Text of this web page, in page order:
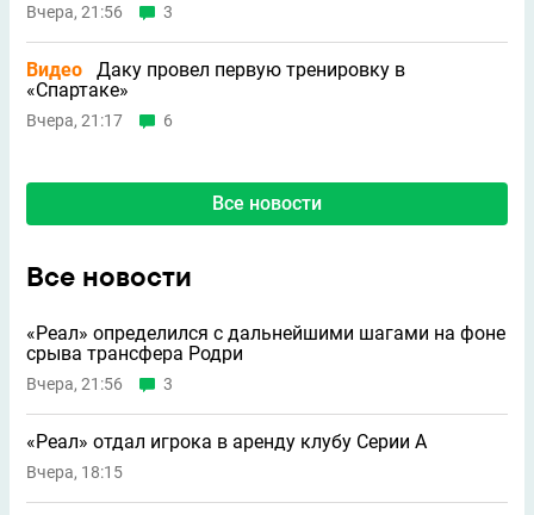
Вчера, 21:56 3
Видео
Даку провел первую тренировку в
«Спартаке»
Вчера, 21:17 6
Все новости
Все новости
«Реал» определился с дальнейшими шагами на фоне
срыва трансфера Родри
Вчера, 21:56 3
«Реал» отдал игрока в аренду клубу Серии А
Вчера, 18:15